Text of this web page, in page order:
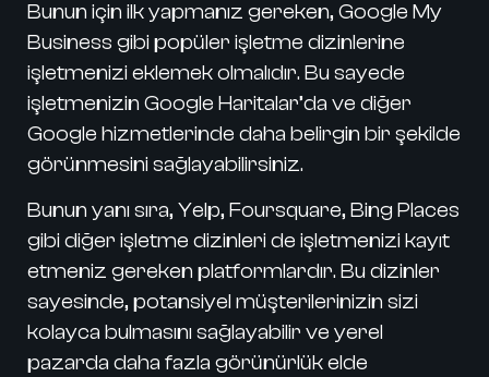
Bunun için ilk yapmanız gereken, Google My
Business gibi popüler işletme dizinlerine
işletmenizi eklemek olmalıdır. Bu sayede
işletmenizin Google Haritalar’da ve diğer
Google hizmetlerinde daha belirgin bir şekilde
görünmesini sağlayabilirsiniz.
Bunun yanı sıra, Yelp, Foursquare, Bing Places
gibi diğer işletme dizinleri de işletmenizi kayıt
etmeniz gereken platformlardır. Bu dizinler
sayesinde, potansiyel müşterilerinizin sizi
kolayca bulmasını sağlayabilir ve yerel
pazarda daha fazla görünürlük elde